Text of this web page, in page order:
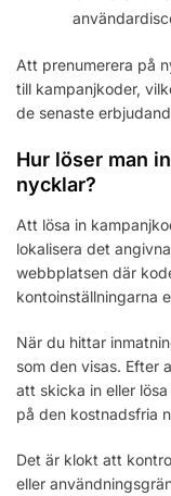
Att prenumerera på
till kampanjkoder,
de senaste
Hur löser man
nycklar?
Att lösa in
lokalisera det
webbplatsen där
kontoinställningarna
När du hittar
som den visas. Efter
att skicka in eller
på den kostnadsfria
Det är klokt att
eller